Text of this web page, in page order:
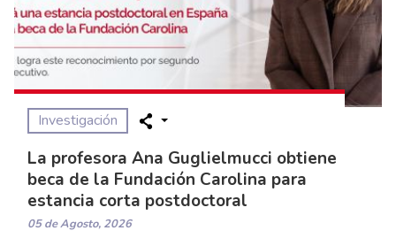
Investigación
La profesora Ana Guglielmucci obtiene
beca de la Fundación Carolina para
estancia corta postdoctoral
05 de Agosto, 2026